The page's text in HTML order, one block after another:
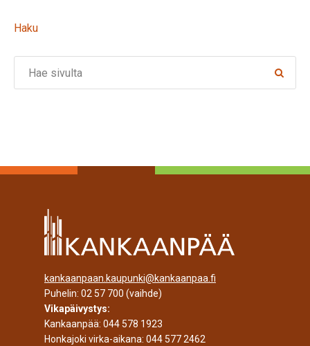
Haku
kankaanpaan.kaupunki@kankaanpaa.fi
Puhelin: 02 57 700 (vaihde)
Vikapäivystys:
Kankaanpää: 044 578 1923
Honkajoki virka-aikana: 044 577 2462